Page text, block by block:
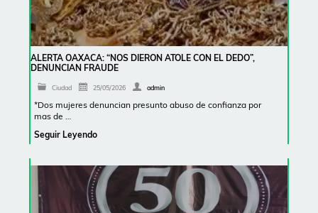
ALERTA OAXACA: “NOS DIERON ATOLE CON EL DEDO”,
DENUNCIAN FRAUDE
Ciudad 25/05/2026 admin
*Dos mujeres denuncian presunto abuso de confianza por
mas de …
Seguir Leyendo